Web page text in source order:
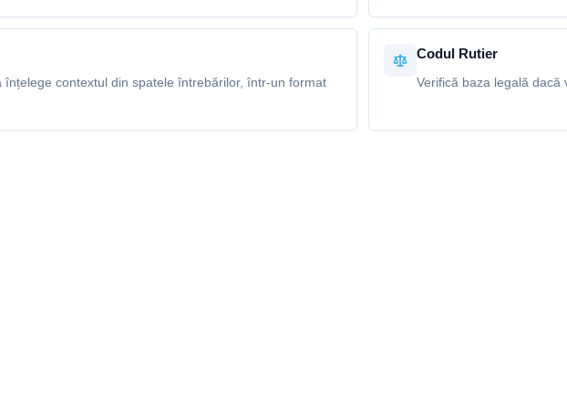
contextul din spatele întrebărilor, într-un format
Codul Rutier
Verifică baza legală dacă